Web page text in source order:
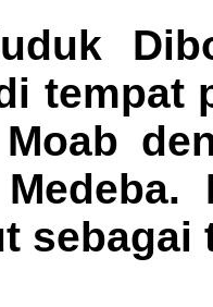
tempat
sebagai